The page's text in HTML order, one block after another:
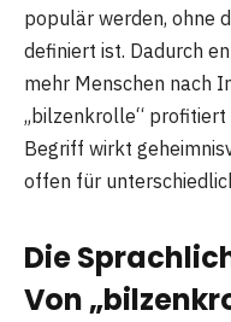
populär werden, ohne
definiert ist. Dadurch
mehr Menschen nach
„bilzenkrolle“ profitiert
Begriff wirkt
offen für
Die
Von